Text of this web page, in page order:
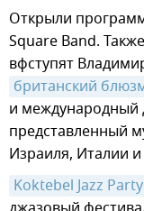
Открыли
Square Band.
вфступят
британский
и международный
представленный
Израиля, Италии
Koktebel Jazz Party